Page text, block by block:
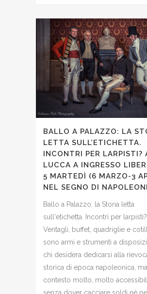
BALLO A PALAZZO: LA
LETTA SULL’ETICHETTA.
INCONTRI PER LARPISTI?
LUCCA A INGRESSO
5 MARTEDÌ (6 MARZO-3
NEL SEGNO DI
Ballo a Palazzo: la Storia letta
sull'etichetta. Incontri per larpisti?
Ventagli, buffet, quadriglie e
sono armi e strumenti a
chi desidera dedicarsi alla
storica di epoca napoleonica,
contesto molto, molto